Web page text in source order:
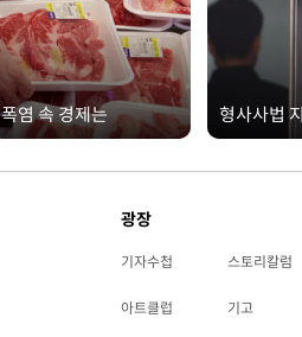
폭염 속 경제는 형사사법
광장
기자수첩 스토리칼럼
아트클럽 기고